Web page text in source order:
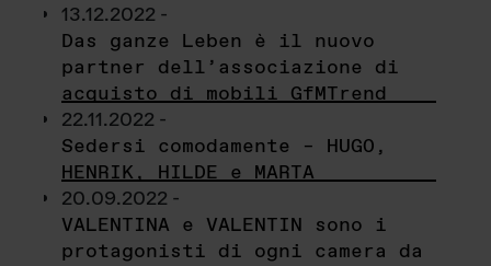
13.12.2022 -
Das ganze Leben è il nuovo
partner dell’associazione di
acquisto di mobili GfMTrend
22.11.2022 -
Sedersi comodamente – HUGO,
HENRIK, HILDE e MARTA
20.09.2022 -
VALENTINA e VALENTIN sono i
protagonisti di ogni camera da